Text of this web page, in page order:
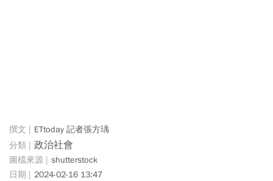
ETtoday 記者張方瑀
政治社會
shutterstock
2024-02-16 13:47